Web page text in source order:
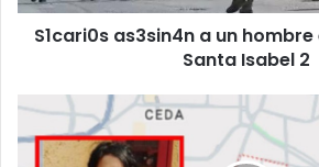
Santa
Isabel
S1cari0s as3sin4n a un
Santa Isabel 2
Activan